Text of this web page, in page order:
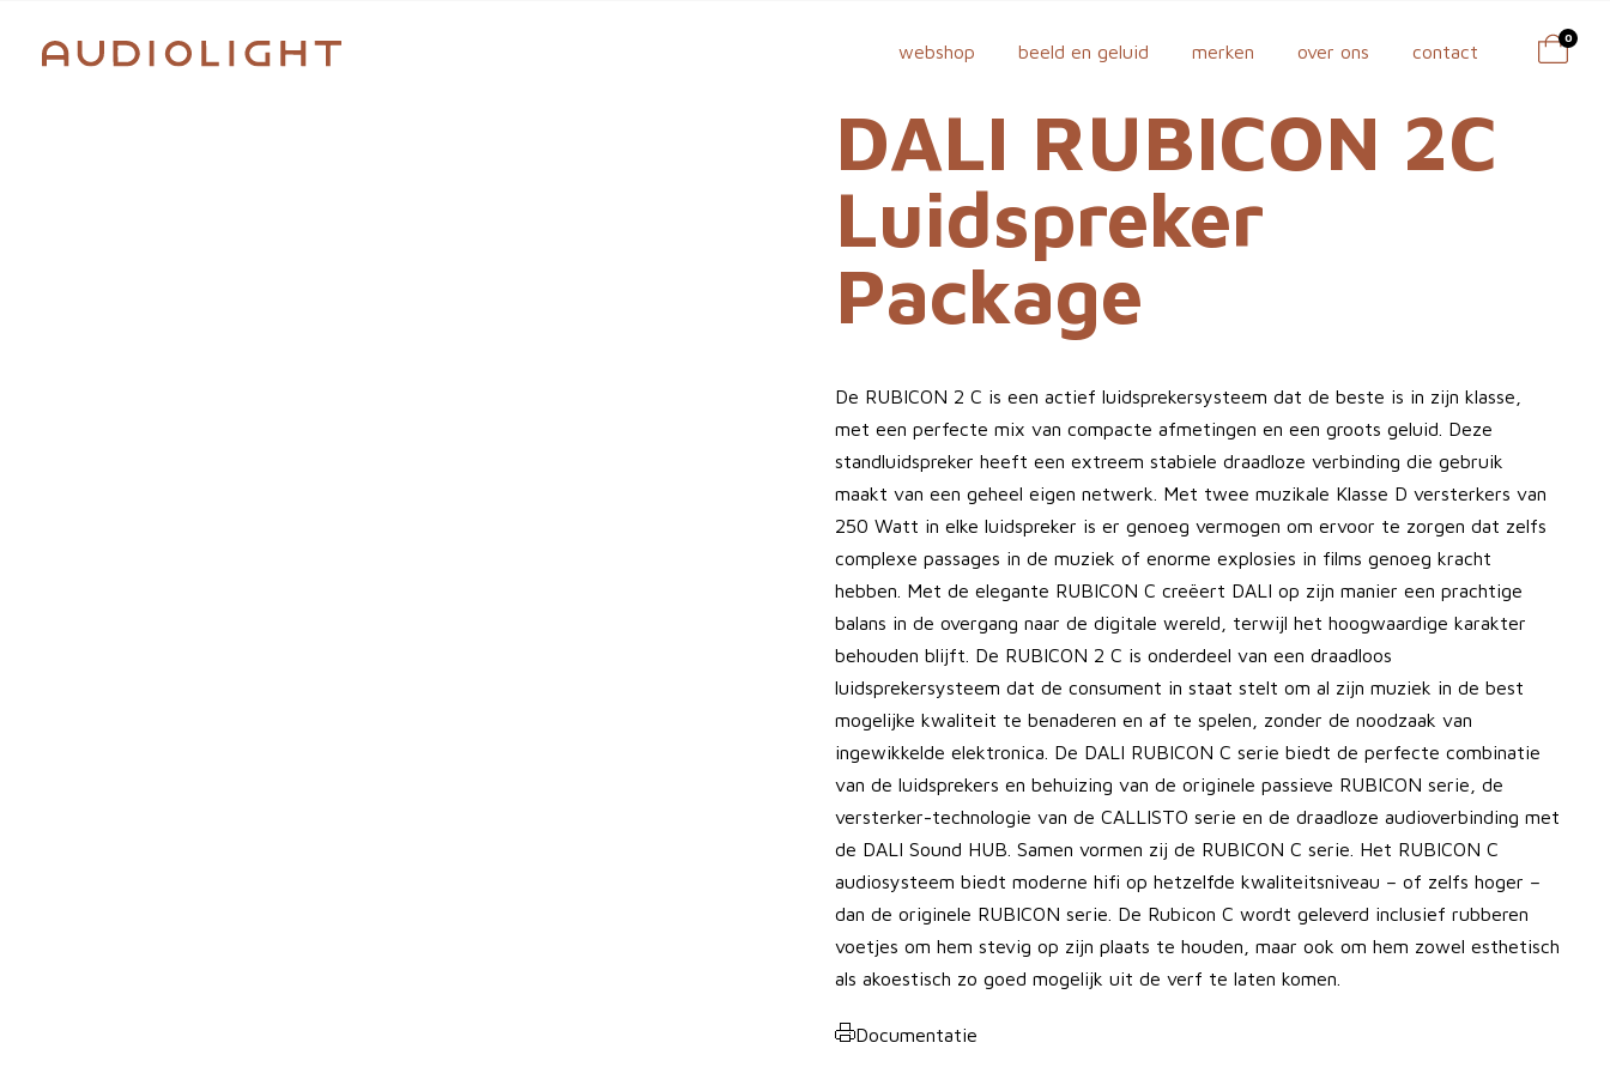
webshop beeld en geluid merken over ons contact
0
DALI RUBICON 2C
Luidspreker
Package
De RUBICON 2 C is een actief luidsprekersysteem dat de beste is in zijn klasse,
met een perfecte mix van compacte afmetingen en een groots geluid. Deze
standluidspreker heeft een extreem stabiele draadloze verbinding die gebruik
maakt van een geheel eigen netwerk. Met twee muzikale Klasse D versterkers van
250 Watt in elke luidspreker is er genoeg vermogen om ervoor te zorgen dat zelfs
complexe passages in de muziek of enorme explosies in films genoeg kracht
hebben. Met de elegante RUBICON C creëert DALI op zijn manier een prachtige
balans in de overgang naar de digitale wereld, terwijl het hoogwaardige karakter
behouden blijft. De RUBICON 2 C is onderdeel van een draadloos
luidsprekersysteem dat de consument in staat stelt om al zijn muziek in de best
mogelijke kwaliteit te benaderen en af te spelen, zonder de noodzaak van
ingewikkelde elektronica. De DALI RUBICON C serie biedt de perfecte combinatie
van de luidsprekers en behuizing van de originele passieve RUBICON serie, de
versterker-technologie van de CALLISTO serie en de draadloze audioverbinding met
de DALI Sound HUB. Samen vormen zij de RUBICON C serie. Het RUBICON C
audiosysteem biedt moderne hifi op hetzelfde kwaliteitsniveau – of zelfs hoger –
dan de originele RUBICON serie. De Rubicon C wordt geleverd inclusief rubberen
voetjes om hem stevig op zijn plaats te houden, maar ook om hem zowel esthetisch
als akoestisch zo goed mogelijk uit de verf te laten komen.
Documentatie